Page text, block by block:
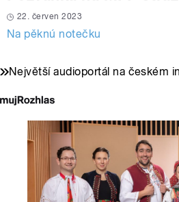
22. červen 2023
Na pěknú notečku
Největší audioportál na českém